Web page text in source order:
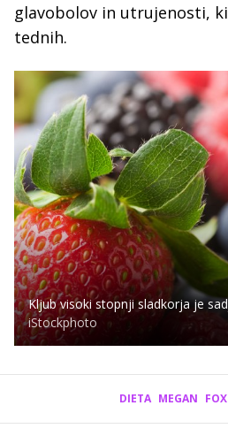
glavobolov in utrujenosti,
tednih.
Kljub visoki stopnji sladkorja je
iStockphoto
DIETA MEGAN FOX